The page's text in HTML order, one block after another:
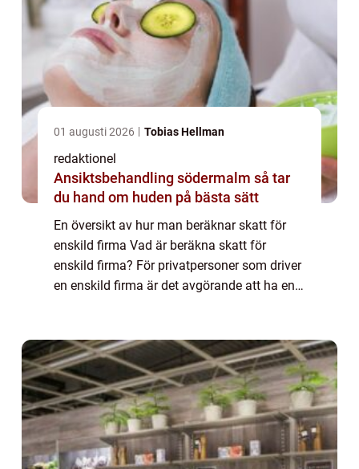
01 augusti 2026 Tobias Hellman
redaktionel
Ansiktsbehandling södermalm så tar
du hand om huden på bästa sätt
En översikt av hur man beräknar skatt för
enskild firma Vad är beräkna skatt för
enskild firma? För privatpersoner som driver
en enskild firma är det avgörande att ha en
Beräknin...